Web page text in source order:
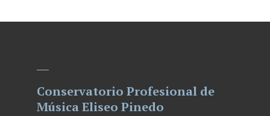
Conservatorio Profesional de
Música Eliseo Pinedo